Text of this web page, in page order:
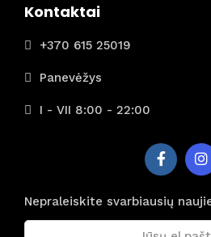
Kontaktai
+370 615 25019
Panevėžys
I - VII 8:00 - 22:00
Nepraleiskite svarbiausių